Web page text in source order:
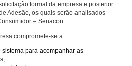
formal da empresa e posterior
Adesão, os quais serão analisados
– Senacon.
compromete-se a:
para acompanhar as